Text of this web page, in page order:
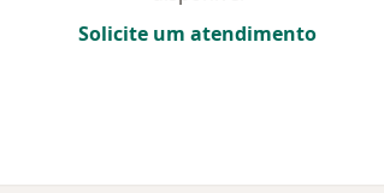
Solicite um atendimento